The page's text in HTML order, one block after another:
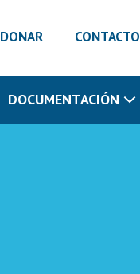
DONAR CONTACTO
DOCUMENTACIÓN